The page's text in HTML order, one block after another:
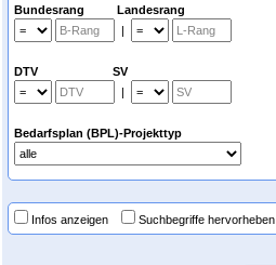
Bundesrang Landesrang
|
DTV SV
|
Bedarfsplan (BPL)-Projekttyp
Infos anzeigen Suchbegriffe hervorheben